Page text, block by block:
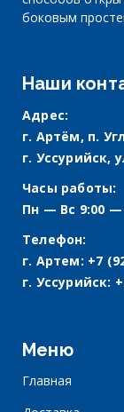
боковым
Наши
Адрес:
г. Артём, п.
г. Уссурийск,
Часы работы:
Пн — Вс 9:00 —
Телефон:
г. Артем: +7
г. Уссурийск:
Меню
Главная